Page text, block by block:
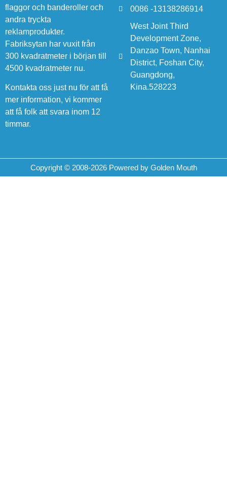
flaggor och banderoller och
andra tryckta
reklamprodukter.
Fabriksytan har vuxit från
300 kvadratmeter i början till
4500 kvadratmeter nu.
Kontakta oss just nu för att få
mer information, vi kommer
att få folk att svara inom 12
timmar.
0086 -13138286914
West Joint Third
Development Zone,
Danzao Town, Nanhai
District, Foshan City,
Guangdong,
Kina.528223
Copyright © 2008-2026 Powered by Golden Mouth